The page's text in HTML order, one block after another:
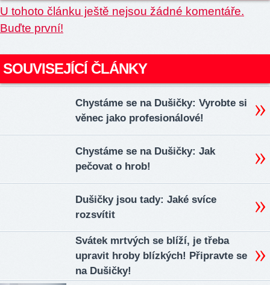
U tohoto článku ještě nejsou žádné komentáře.
Buďte první!
SOUVISEJÍCÍ ČLÁNKY
Chystáme se na Dušičky: Vyrobte si
věnec jako profesionálové!
Chystáme se na Dušičky: Jak
pečovat o hrob!
Dušičky jsou tady: Jaké svíce
rozsvítit
Svátek mrtvých se blíží, je třeba
upravit hroby blízkých! Připravte se
na Dušičky!